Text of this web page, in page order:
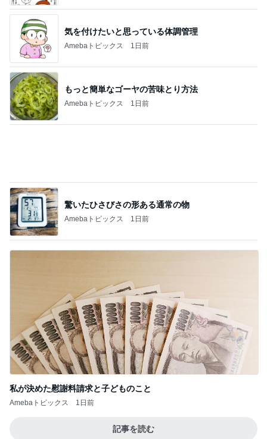
気を付けたいと思っている体調管理
Amebaトピックス 1日前
もっと簡単なゴーヤの苦味とり方法
Amebaトピックス 1日前
驚いたひさびさの形ある通常の物
Amebaトピックス 1日前
私が決めた慰謝料請求と子どものこと
Amebaトピックス 1日前
記事を読む